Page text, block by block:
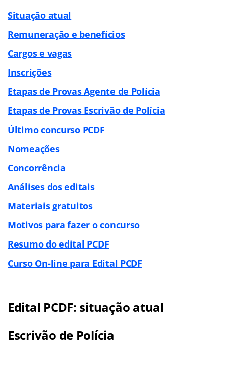
Situação atual
Remuneração e benefícios
Cargos e vagas
Inscrições
Etapas de Provas Agente de Polícia
Etapas de Provas Escrivão de Polícia
Último concurso PCDF
Nomeações
Concorrência
Análises dos editais
Materiais gratuitos
Motivos para fazer o concurso
Resumo do edital PCDF
Curso On-line para Edital PCDF
Edital PCDF: situação atual
Escrivão de Polícia